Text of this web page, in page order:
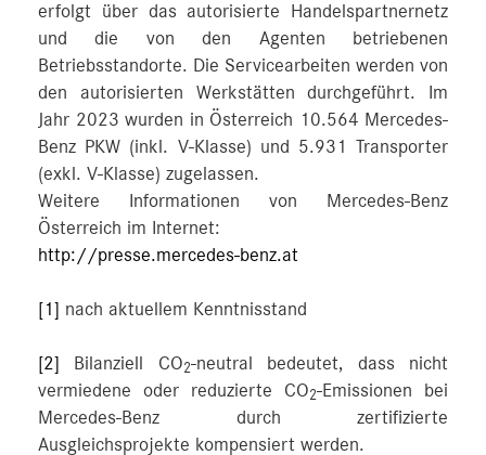
erfolgt über das autorisierte Handelspartnernetz
und die von den Agenten betriebenen
Betriebsstandorte. Die Servicearbeiten werden von
den autorisierten Werkstätten durchgeführt. Im
Jahr 2023 wurden in Österreich 10.564 Mercedes-
Benz PKW (inkl. V-Klasse) und 5.931 Transporter
(exkl. V-Klasse) zugelassen.
Weitere Informationen von Mercedes-Benz
Österreich im Internet:
http://presse.mercedes-benz.at
[1] nach aktuellem Kenntnisstand
[2] Bilanziell CO2-neutral bedeutet, dass nicht
vermiedene oder reduzierte CO2-Emissionen bei
Mercedes-Benz durch zertifizierte
Ausgleichsprojekte kompensiert werden.